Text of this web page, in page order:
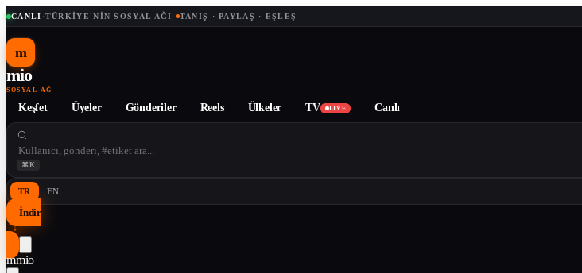
CANLI ·TÜRKIYE'NIN SOSYAL AĞI· TANIŞ · PAYLAŞ · EŞLEŞ
m
mio
SOSYAL AĞ
Keşfet Üyeler Gönderiler Reels Ülkeler TV LIVE Canlı
⌘K
TR EN
İndir
↓
mmio